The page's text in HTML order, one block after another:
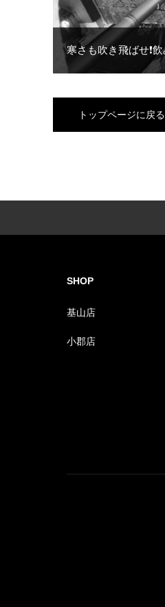
寒さも吹き飛ばせ❗️
トップページに戻る
SHOP
基山店
小郡店